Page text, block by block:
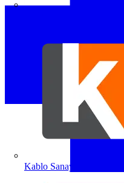
Kablo Sanayicileri Derneği